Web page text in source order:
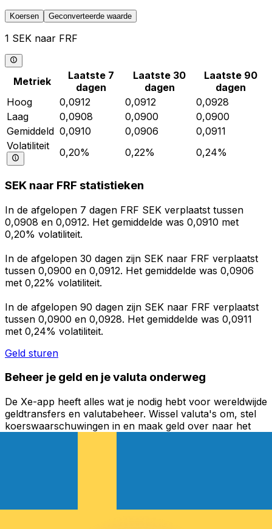
Koersen Geconverteerde waarde
1 SEK naar FRF
Metriek
Laatste 7
dagen
Laatste 30
dagen
Laatste 90
dagen
Hoog
0,0912 0,0912
0,0928
Laag
0,0908 0,0900
0,0900
Gemiddeld 0,0910 0,0906
0,0911
Volatiliteit
0,20% 0,22% 0,24%
SEK naar FRF statistieken
In de afgelopen 7 dagen FRF SEK verplaatst tussen
0,0908 en 0,0912. Het gemiddelde was 0,0910 met
0,20% volatiliteit.
In de afgelopen 30 dagen zijn SEK naar FRF verplaatst
tussen 0,0900 en 0,0912. Het gemiddelde was 0,0906
met 0,22% volatiliteit.
In de afgelopen 90 dagen zijn SEK naar FRF verplaatst
tussen 0,0900 en 0,0928. Het gemiddelde was 0,0911
met 0,24% volatiliteit.
Geld sturen
Beheer je geld en je valuta onderweg
De Xe-app heeft alles wat je nodig hebt voor wereldwijde
geldtransfers en valutabeheer. Wissel valuta's om, stel
koerswaarschuwingen in en maak geld over naar het